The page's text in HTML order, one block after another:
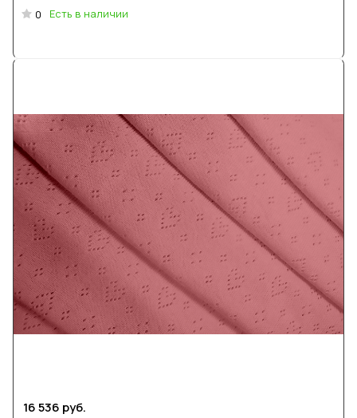
0 Есть в наличии
16 536 руб.